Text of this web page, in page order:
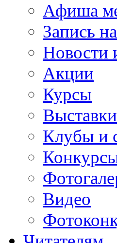
Афиша
Запись
Новости
Акции
Курсы
Выставки
Клубы и
Видео